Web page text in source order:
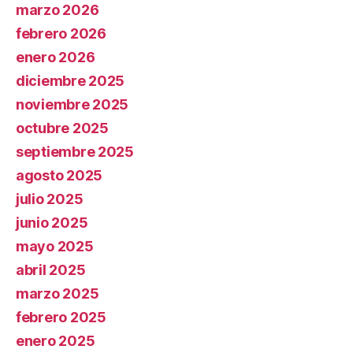
marzo 2026
febrero 2026
enero 2026
diciembre 2025
noviembre 2025
octubre 2025
septiembre 2025
agosto 2025
julio 2025
junio 2025
mayo 2025
abril 2025
marzo 2025
febrero 2025
enero 2025